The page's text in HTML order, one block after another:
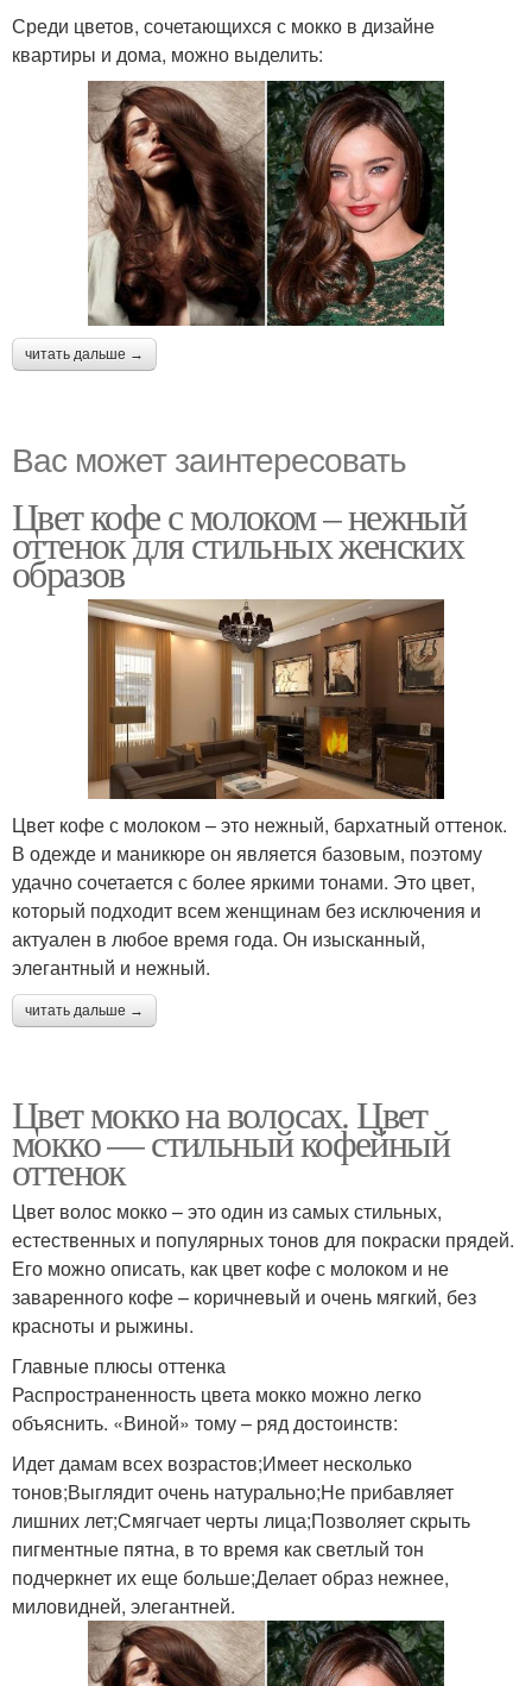
Среди цветов, сочетающихся с мокко в дизайне
квартиры и дома, можно выделить:
читать дальше →
Вас может заинтересовать
Цвет кофе с молоком – нежный
оттенок для стильных женских
образов
Цвет кофе с молоком – это нежный, бархатный оттенок.
В одежде и маникюре он является базовым, поэтому
удачно сочетается с более яркими тонами. Это цвет,
который подходит всем женщинам без исключения и
актуален в любое время года. Он изысканный,
элегантный и нежный.
читать дальше →
Цвет мокко на волосах. Цвет
мокко — стильный кофейный
оттенок
Цвет волос мокко – это один из самых стильных,
естественных и популярных тонов для покраски прядей.
Его можно описать, как цвет кофе с молоком и не
заваренного кофе – коричневый и очень мягкий, без
красноты и рыжины.
Главные плюсы оттенка
Распространенность цвета мокко можно легко
объяснить. «Виной» тому – ряд достоинств:
Идет дамам всех возрастов;Имеет несколько
тонов;Выглядит очень натурально;Не прибавляет
лишних лет;Смягчает черты лица;Позволяет скрыть
пигментные пятна, в то время как светлый тон
подчеркнет их еще больше;Делает образ нежнее,
миловидней, элегантней.